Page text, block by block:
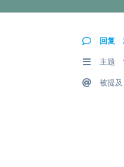
回复
主题
被提及